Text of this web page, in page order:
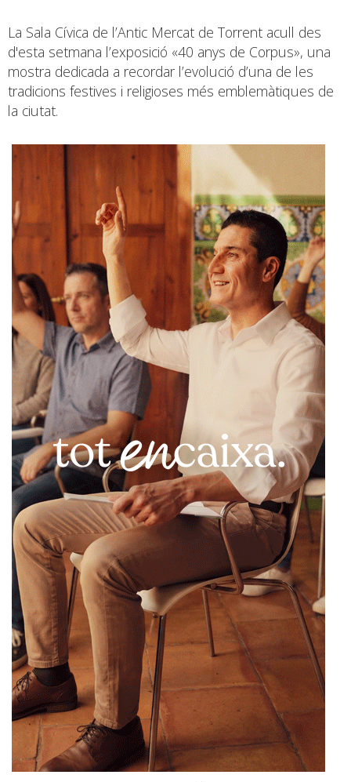
La Sala Cívica de l’Antic Mercat de Torrent acull des
d'esta setmana l’exposició «40 anys de Corpus», una
mostra dedicada a recordar l’evolució d’una de les
tradicions festives i religioses més emblemàtiques de
la ciutat.